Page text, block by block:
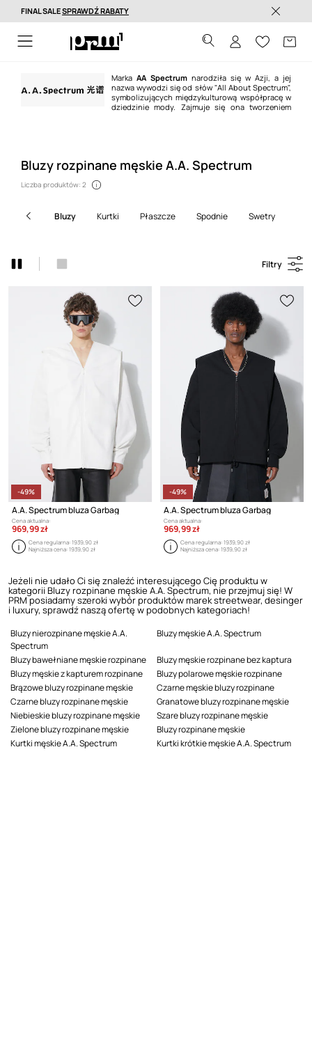
Dostawa nawet w 24h >
FINAL SALESPRAWDŹ RABATY
Marka AA Spectrum narodziła się w Azji, a jej
nazwa wywodzi się od słów "All About Spectrum",
symbolizujących międzykulturową współpracę w
dziedzinie mody. Zajmuje się ona tworzeniem
Bluzy rozpinane męskie A.A. Spectrum
Liczba produktów: 2
bluzy kurtki płaszcze spodnie swetry
Filtry
-49%
A.A. Spectrum bluza Garbag
Cena aktualna:
969,99 zł
Cena regularna:1939,90 zł
Najniższa cena:1939,90 zł
-49%
A.A. Spectrum bluza Garbag
Cena aktualna:
969,99 zł
Cena regularna:1939,90 zł
Najniższa cena:1939,90 zł
Jeżeli nie udało Ci się znaleźć interesującego Cię produktu w
kategorii Bluzy rozpinane męskie A.A. Spectrum, nie przejmuj się! W
PRM posiadamy szeroki wybór produktów marek streetwear, desinger
i luxury, sprawdź naszą ofertę w podobnych kategoriach!
Bluzy nierozpinane męskie A.A.
Spectrum
Bluzy męskie A.A. Spectrum
Bluzy bawełniane męskie rozpinane
Bluzy męskie rozpinane bez kaptura
Bluzy męskie z kapturem rozpinane
Bluzy polarowe męskie rozpinane
Brązowe bluzy rozpinane męskie
Czarne męskie bluzy rozpinane
Czarne bluzy rozpinane męskie
Granatowe bluzy rozpinane męskie
Niebieskie bluzy rozpinane męskie
Szare bluzy rozpinane męskie
Zielone bluzy rozpinane męskie
Bluzy rozpinane męskie
Kurtki męskie A.A. Spectrum
Kurtki krótkie męskie A.A. Spectrum